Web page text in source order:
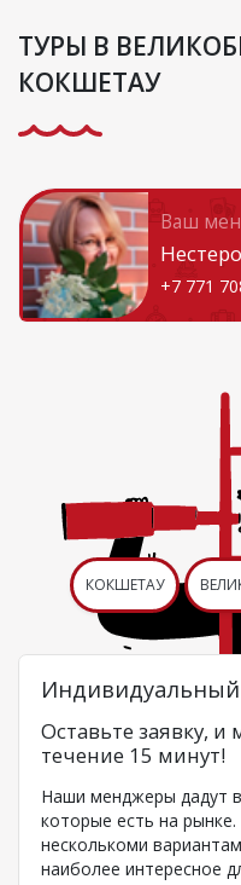
ТУРЫ В
КОКШЕТАУ
Индивидуальный
Оставьте заявку,
течение 15 минут!
Наши менджеры дадут
которые есть на
несколькоми
наиболее интересное
Ваш
+7 771
КОКШЕТАУ